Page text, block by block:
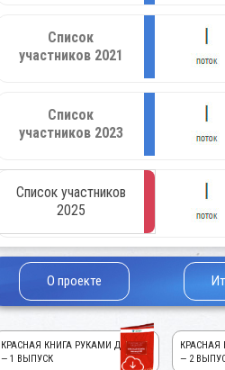
Список
участников 2021
Список
участников 2023
Список участников
2025
О проекте
КРАСНАЯ КНИГА РУКАМИ ДЕТЕЙ!
— 1 ВЫПУСК
КРАСНАЯ
— 2